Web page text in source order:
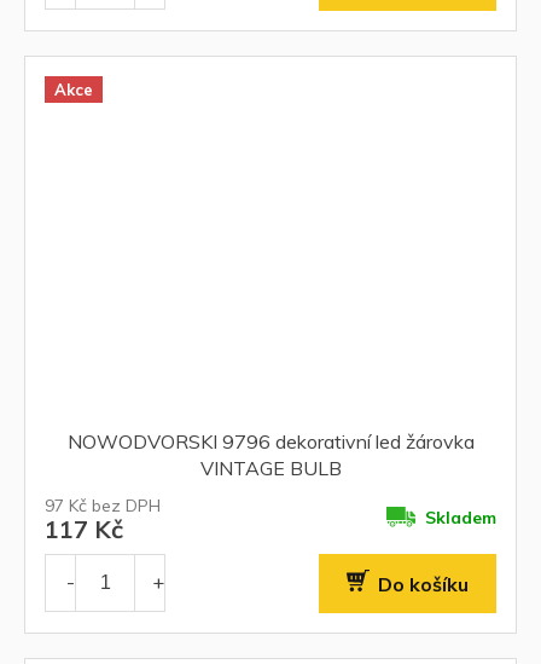
Akce
NOWODVORSKI 9796 dekorativní led žárovka
VINTAGE BULB
97 Kč bez DPH
117 Kč Skladem
Do košíku